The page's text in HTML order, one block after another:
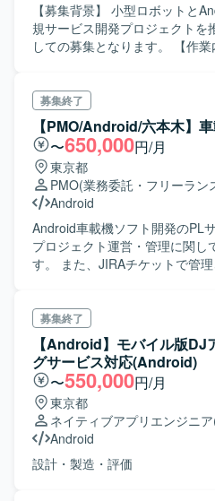
【募集背景】 小型ロボットと
規サービス開発プロジェクトを
しての募集となります。 【作業内容】 Androidデバイスと
画に沿った進行を行い、開発ス
行管理、要件定義の整理および
ホルダーとの折衝・調整、開発
行います。また、事業者側で実
リスク管理および課題管理、品
各種推進業務を行っていただきます。 【求める人
体的に課題を発見し、解決に向
います。社内外のステークホル
スピード感を持ってプロジェク
柔軟に対応しながらプロジェク
工程からリリースまで一貫して
複数のステークホルダーやベン
ジェクトを推進する経験を積む
クス、AI関連の知見を深める機会があ
境】 Androidデバイスと連携す
Web／アプリ系開発プロジェク
募集終了
【PMO/Android/六本木】
〜650,000円/月
東京都
PMO(業務委託・フリーラン
Android
Android車載機ソフト開発のPL
プロジェクト運営・管理に関し
す。 また、JIRAチケットで管
募集終了
【Android】モバイル版DJ
グサービス対応(Android)
〜550,000円/月
東京都
ネイティブアプリエンジニア
Android
設計・製造・評価